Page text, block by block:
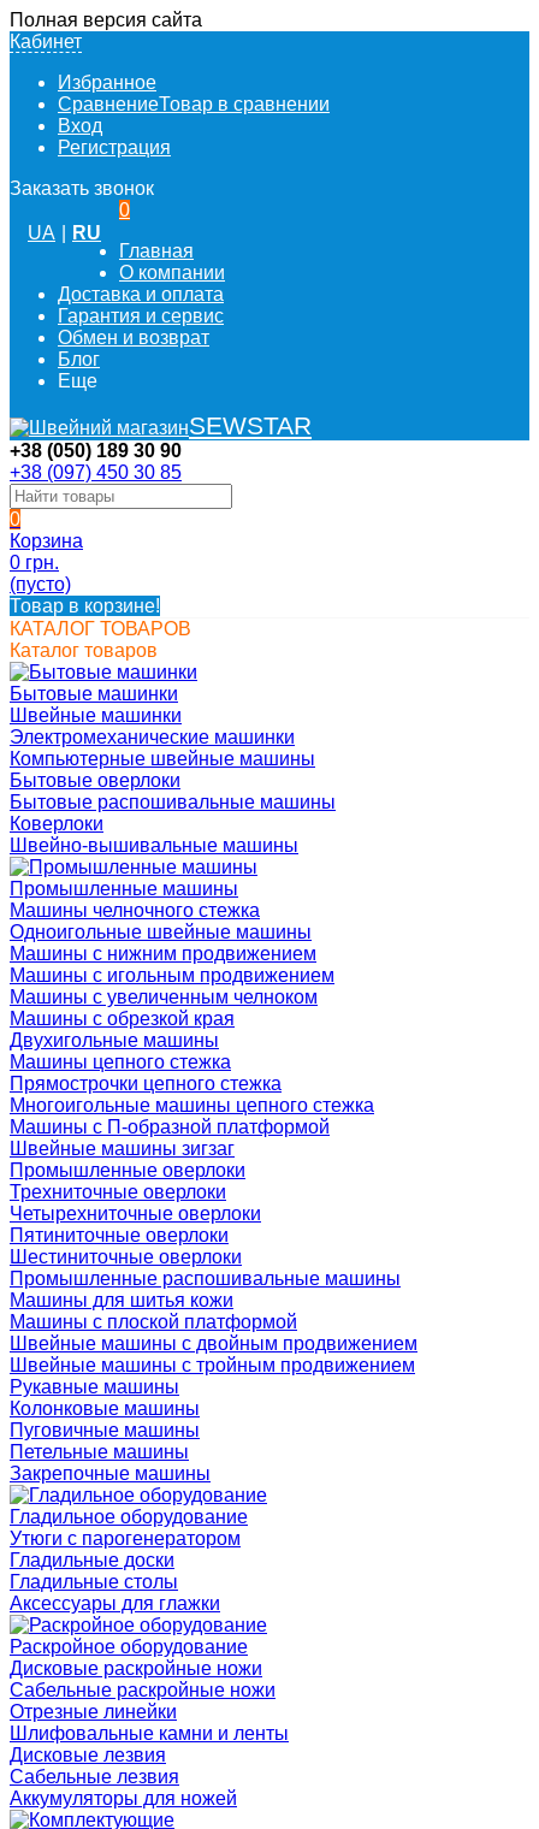
Полная версия сайта
Кабинет
Избранное
СравнениеТовар в сравнении
Вход
Регистрация
Заказать звонок
UA RU
0
Главная
О компании
Доставка и оплата
Гарантия и сервис
Обмен и возврат
Блог
Еще
SEWSTAR
+38 (050) 189 30 90
+38 (097) 450 30 85
0
Корзина
0 грн.
(пусто)
Товар в корзине!
КАТАЛОГ ТОВАРОВ
Каталог товаров
Бытовые машинки
Швейные машинки
Электромеханические машинки
Компьютерные швейные машины
Бытовые оверлоки
Бытовые распошивальные машины
Коверлоки
Швейно-вышивальные машины
Промышленные машины
Машины челночного стежка
Одноигольные швейные машины
Машины с нижним продвижением
Машины с игольным продвижением
Машины с увеличенным челноком
Машины с обрезкой края
Двухигольные машины
Машины цепного стежка
Прямострочки цепного стежка
Многоигольные машины цепного стежка
Машины с П-образной платформой
Швейные машины зигзаг
Промышленные оверлоки
Трехниточные оверлоки
Четырехниточные оверлоки
Пятиниточные оверлоки
Шестиниточные оверлоки
Промышленные распошивальные машины
Машины для шитья кожи
Машины с плоской платформой
Швейные машины с двойным продвижением
Швейные машины с тройным продвижением
Рукавные машины
Колонковые машины
Пуговичные машины
Петельные машины
Закрепочные машины
Гладильное оборудование
Утюги с парогенератором
Гладильные доски
Гладильные столы
Аксессуары для глажки
Раскройное оборудование
Дисковые раскройные ножи
Сабельные раскройные ножи
Отрезные линейки
Шлифовальные камни и ленты
Дисковые лезвия
Сабельные лезвия
Аккумуляторы для ножей